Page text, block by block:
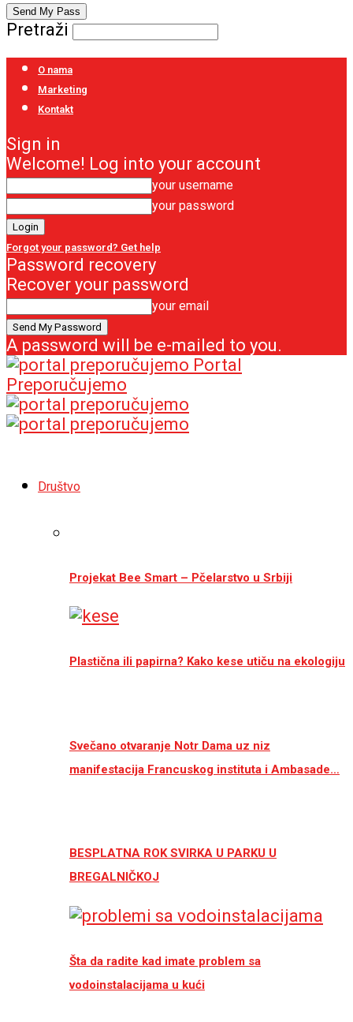
Pretraži
O nama
Marketing
Kontakt
Sign in
Welcome! Log into your account
your username
your password
Forgot your password? Get help
Password recovery
Recover your password
your email
A password will be e-mailed to you.
Portal
Preporučujemo
Društvo
Projekat Bee Smart – Pčelarstvo u Srbiji
Plastična ili papirna? Kako kese utiču na ekologiju
Svečano otvaranje Notr Dama uz niz
manifestacija Francuskog instituta i Ambasade…
BESPLATNA ROK SVIRKA U PARKU U
BREGALNIČKOJ
Šta da radite kad imate problem sa
vodoinstalacijama u kući